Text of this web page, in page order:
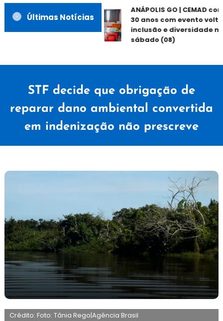
Últimas Notícias
ANÁPOLIS GO | CEMAD
30 anos com evento
inclusão e diversidade
sábado (08)
STF decide que obrigação de
reparar dano ambiental convertida
em indenização não prescreve
24
abril
Maurilio
Crédito: Foto: Tânia Rego|Agência Brasil